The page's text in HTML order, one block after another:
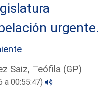
urgente.
Saiz, Teófila (GP)
a 00:55:47)